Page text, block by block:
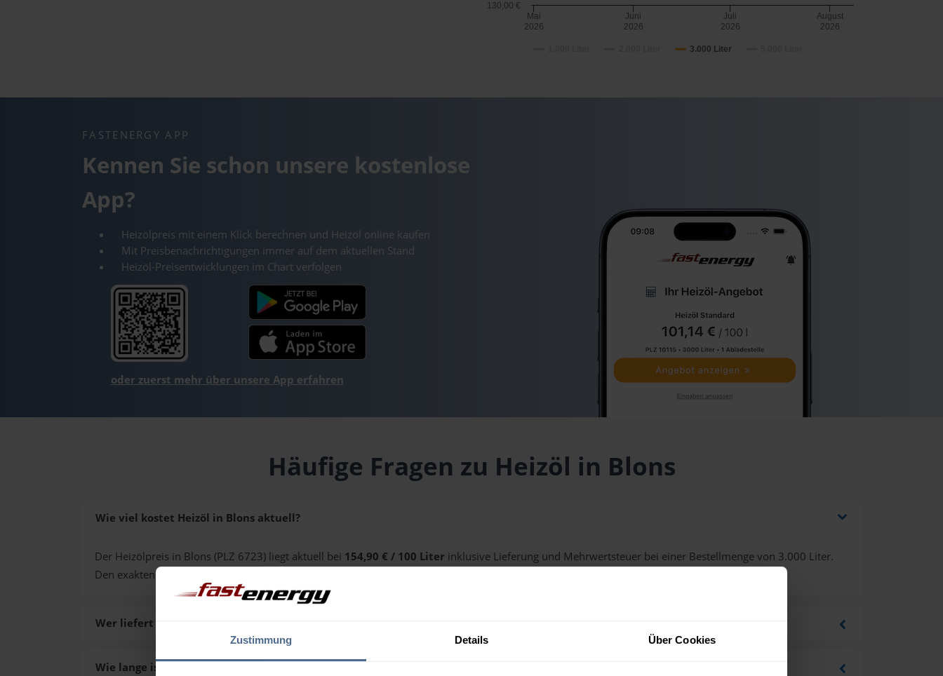
Zustimmung Details Über Cookies
3.000 Liter
Mai
2026
Juni
2026
Juli
2026
August
2026
130,00 €
FASTENERGY APP
Kennen Sie schon unsere kostenlose
App?
Heizölpreis mit einem Klick berechnen und Heizöl online kaufen
Mit Preisbenachrichtigungen immer auf dem aktuellen Stand
Heizöl-Preisentwicklungen im Chart verfolgen
oder zuerst mehr über unsere App erfahren
Häufige Fragen zu Heizöl in Blons
Wie viel kostet Heizöl in Blons aktuell?
Der Heizölpreis in Blons (PLZ 6723) liegt aktuell bei 154,90 € / 100 Liter inklusive Lieferung und Mehrwertsteuer bei einer Bestellmenge von 3.000 Liter.
Den exakten Preis für Ihre Wunschmenge erhalten Sie über unseren
Wer liefert das Heizöl in Blons aus?
Wie lange ist die Lieferzeit des Heizöls in Blons?